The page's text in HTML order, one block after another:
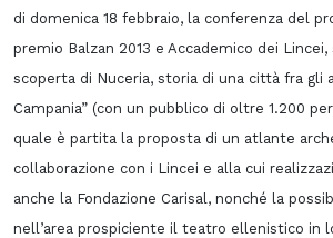
di domenica 18 febbraio, la conferenza del
premio Balzan 2013 e Accademico dei
scoperta di Nuceria, storia di una città fra gli
Campania” (con un pubblico di oltre 1.200
quale è partita la proposta di un atlante
collaborazione con i Lincei e alla cui
anche la Fondazione Carisal, nonché la
nell’area prospiciente il teatro ellenistico in